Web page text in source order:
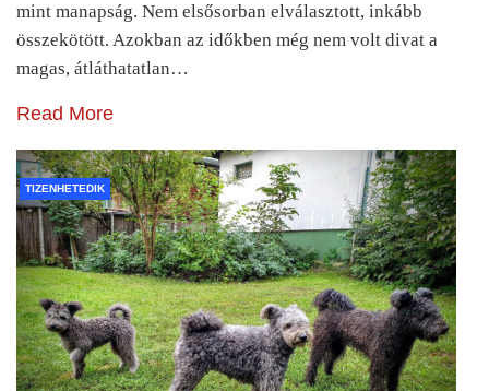
mint manapság. Nem elsősorban elválasztott, inkább
összekötött. Azokban az időkben még nem volt divat a
magas, átláthatatlan…
Read More
TIZENHETEDIK